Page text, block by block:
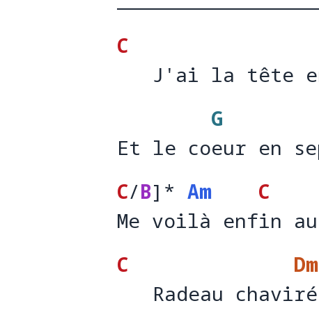
C
J'ai la tête
J'ai la tête
Et le co
G
eur en
Et le coeur en
C/B]
Me v
*
oi
Am
là enf
C
in
Me voilà enfin
C
   Radeau chavi
Dm
Radeau